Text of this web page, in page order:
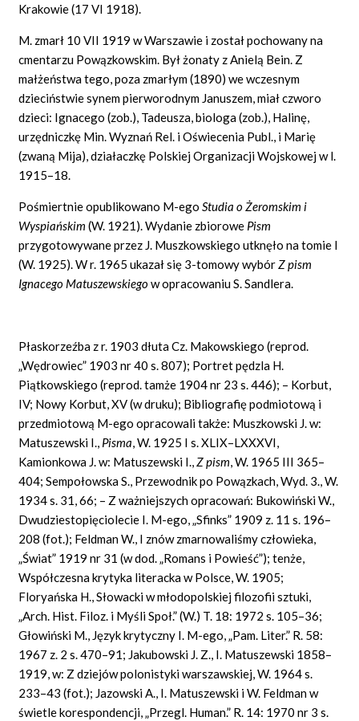
Krakowie (17 VI 1918).
M. zmarł 10 VII 1919 w Warszawie i został pochowany na
cmentarzu Powązkowskim. Był żonaty z Anielą Bein. Z
małżeństwa tego, poza zmarłym (1890) we wczesnym
dzieciństwie synem pierworodnym Januszem, miał czworo
dzieci: Ignacego (zob.), Tadeusza, biologa (zob.), Halinę,
urzędniczkę Min. Wyznań Rel. i Oświecenia Publ., i Marię
(zwaną Mija), działaczkę Polskiej Organizacji Wojskowej w l.
1915–18.
Pośmiertnie opublikowano M-egoStudia o Żeromskim i
Wyspiańskim(W. 1921). Wydanie zbiorowe Pism
przygotowywane przez J. Muszkowskiego utknęło na tomie I
(W. 1925). W r. 1965 ukazał się 3-tomowy wybórZ pism
Ignacego Matuszewskiegow opracowaniu S. Sandlera.
Płaskorzeźba z r. 1903 dłuta Cz. Makowskiego (reprod.
„Wędrowiec” 1903 nr 40 s. 807); Portret pędzla H.
Piątkowskiego (reprod. tamże 1904 nr 23 s. 446); – Korbut,
IV; Nowy Korbut, XV (w druku); Bibliografię podmiotową i
przedmiotową M-ego opracowali także: Muszkowski J. w:
Matuszewski I., Pisma,W. 1925 I s. XLIX–LXXXVI,
Kamionkowa J. w: Matuszewski I.,Z pism,W. 1965 III 365–
404; Sempołowska S., Przewodnik po Powązkach, Wyd. 3., W.
1934 s. 31, 66; – Z ważniejszych opracowań: Bukowiński W.,
Dwudziestopięciolecie I. M-ego, „Sfinks” 1909 z. 11 s. 196–
208 (fot.); Feldman W., I znów zmarnowaliśmy człowieka,
„Świat” 1919 nr 31 (w dod. „Romans i Powieść”); tenże,
Współczesna krytyka literacka w Polsce, W. 1905;
Floryańska H., Słowacki w młodopolskiej filozofii sztuki,
„Arch. Hist. Filoz. i Myśli Społ.” (W.) T. 18: 1972 s. 105–36;
Głowiński M., Język krytyczny I. M-ego, „Pam. Liter.” R. 58:
1967 z. 2 s. 470–91; Jakubowski J. Z., I. Matuszewski 1858–
1919, w: Z dziejów polonistyki warszawskiej, W. 1964 s.
233–43 (fot.); Jazowski A., I. Matuszewski i W. Feldman w
świetle korespondencji, „Przegl. Human.” R. 14: 1970 nr 3 s.